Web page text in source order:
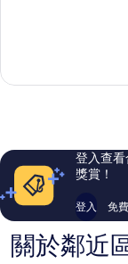
克
很
評
價
評
登入查
獎賞！
登入 免
關於鄰近